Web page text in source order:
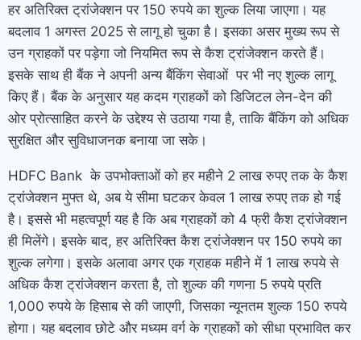
हर अतिरिक्त ट्रांजेक्शन पर 150 रुपये का शुल्क लिया जाएगा। यह
बदलाव 1 अगस्त 2025 से लागू हो चुका है। इसका असर मुख्य रूप से
उन ग्राहकों पर पड़ेगा जो नियमित रूप से कैश ट्रांजेक्शन करते हैं।
इसके साथ ही बैंक ने अपनी अन्य बैंकिंग सेवाओं पर भी नए शुल्क लागू
किए हैं। बैंक के अनुसार यह कदम ग्राहकों को डिजिटल लेन-देन की
ओर प्रोत्साहित करने के उद्देश्य से उठाया गया है, ताकि बैंकिंग को अधिक
सुरक्षित और सुविधाजनक बनाया जा सके।
HDFC Bank के उपभोक्ताओं को हर महीने 2 लाख रुपए तक के कैश
ट्रांजेक्शन मुफ्त थे, अब ये सीमा घटकर केवल 1 लाख रुपए तक हो गई
है। इससे भी महत्वपूर्ण यह है कि अब ग्राहकों को 4 फ्री कैश ट्रांजेक्शन
ही मिलेंगे। इसके बाद, हर अतिरिक्त कैश ट्रांजेक्शन पर 150 रुपये का
शुल्क लगेगा। इसके अलावा अगर एक ग्राहक महीने में 1 लाख रुपये से
अधिक कैश ट्रांजेक्शन करता है, तो शुल्क की गणना 5 रुपये प्रति
1,000 रुपये के हिसाब से की जाएगी, जिसका न्यूनतम शुल्क 150 रुपये
होगा। यह बदलाव छोटे और मध्यम वर्ग के ग्राहकों को सीधा प्रभावित कर